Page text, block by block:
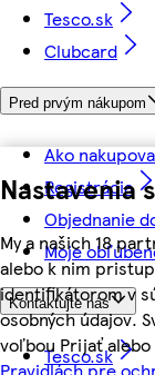
Nastavenia
My a našich 18
alebo k nim
identifikátorom v
osobných údajov.
voľbou Prijať
Pravidlách pre
Tesco.sk
Clubcard
Pred prvým nákupom
Ako
Registrácia
Objednanie
Moje
Kontaktujte nás
Tesco.sk